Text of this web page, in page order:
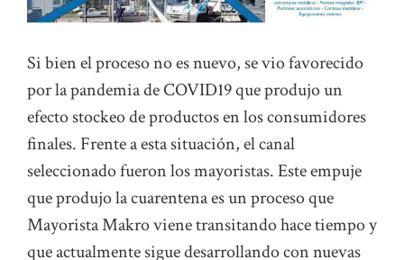
Si bien el proceso no es nuevo, se vio favorecido
por la pandemia de COVID19 que produjo un
efecto stockeo de productos en los consumidores
finales. Frente a esta situación, el canal
seleccionado fueron los mayoristas. Este empuje
que produjo la cuarentena es un proceso que
Mayorista Makro viene transitando hace tiempo y
que actualmente sigue desarrollando con nuevas